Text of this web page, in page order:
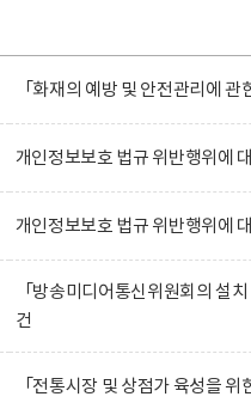
「화재의 예방 및 안전관리에
개인정보보호 법규 위반행위에
개인정보보호 법규 위반행위에
「방송미디어통신위원회의 설
건
「전통시장 및 상점가 육성을